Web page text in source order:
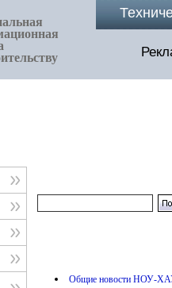
Общие новости НОУ-